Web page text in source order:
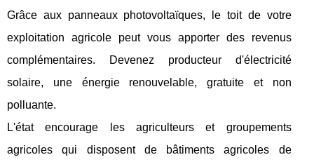
Grâce aux panneaux photovoltaïques, le toit de votre
exploitation agricole peut vous apporter des revenus
complémentaires. Devenez producteur d'électricité
solaire, une énergie renouvelable, gratuite et non
polluante.
L'état encourage les agriculteurs et groupements
agricoles qui disposent de bâtiments agricoles de